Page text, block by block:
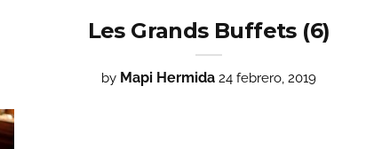
Les Grands Buffets (6)
by Mapi Hermida 24 febrero, 2019